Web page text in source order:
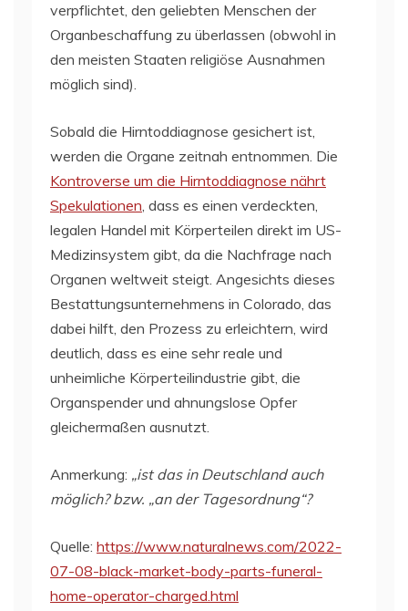
verpflichtet, den geliebten Menschen der
Organbeschaffung zu überlassen (obwohl in
den meisten Staaten religiöse Ausnahmen
möglich sind).
Sobald die Hirntoddiagnose gesichert ist,
werden die Organe zeitnah entnommen. Die
Kontroverse um die Hirntoddiagnose nährt
Spekulationen, dass es einen verdeckten,
legalen Handel mit Körperteilen direkt im US-
Medizinsystem gibt, da die Nachfrage nach
Organen weltweit steigt. Angesichts dieses
Bestattungsunternehmens in Colorado, das
dabei hilft, den Prozess zu erleichtern, wird
deutlich, dass es eine sehr reale und
unheimliche Körperteilindustrie gibt, die
Organspender und ahnungslose Opfer
gleichermaßen ausnutzt.
Anmerkung: „ist das in Deutschland auch
möglich? bzw. „an der Tagesordnung“?
Quelle: https://www.naturalnews.com/2022-
07-08-black-market-body-parts-funeral-
home-operator-charged.html